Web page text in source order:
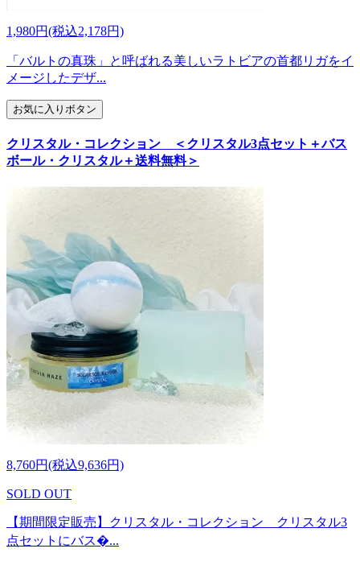
1,980円(税込2,178円)
「バルトの真珠」と呼ばれる美しいラトビアの首都リガをイ
メージしたデザ...
お気に入りボタン
クリスタル・コレクション ＜クリスタル3点セット＋バス
ボール・クリスタル＋送料無料＞
8,760円(税込9,636円)
SOLD OUT
【期間限定販売】クリスタル・コレクション クリスタル3
点セットにバス�...